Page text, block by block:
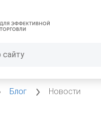
Блог Новости